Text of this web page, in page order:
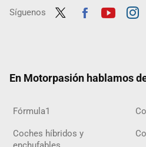
Síguenos
En Motorpasión hablamos
Fórmula1
Coches híbridos y